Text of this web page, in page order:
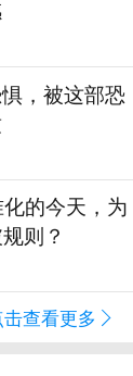
，被这部恐
的今天，为
则？
击查看更多